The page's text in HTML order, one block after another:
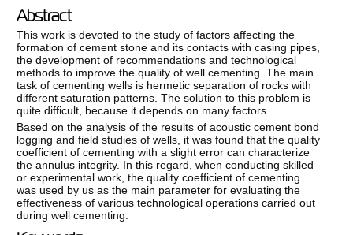
Abstract
This work is devoted to the study of factors affecting the
formation of cement stone and its contacts with casing pipes,
the development of recommendations and technological
methods to improve the quality of well cementing. The main
task of cementing wells is hermetic separation of rocks with
different saturation patterns. The solution to this problem is
quite difficult, because it depends on many factors.
Based on the analysis of the results of acoustic cement bond
logging and field studies of wells, it was found that the quality
coefficient of cementing with a slight error can characterize
the annulus integrity. In this regard, when conducting skilled
or experimental work, the quality coefficient of cementing
was used by us as the main parameter for evaluating the
effectiveness of various technological operations carried out
during well cementing.